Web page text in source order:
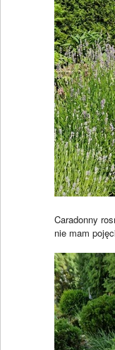
Caradonny
nie mam